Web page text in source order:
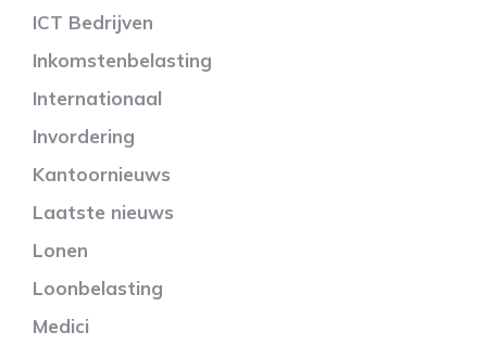
ICT Bedrijven
Inkomstenbelasting
Internationaal
Invordering
Kantoornieuws
Laatste nieuws
Lonen
Loonbelasting
Medici